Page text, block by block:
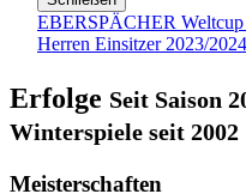
EBERSPÄCHER Weltcup
Herren Einsitzer 2023/2024
Erfolge Seit Saison
Winterspiele seit 2002
Meisterschaften